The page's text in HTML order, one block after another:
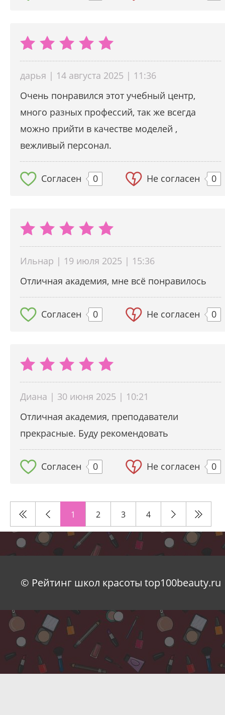
дарья | 14 августа 2025 | 11:36
Очень понравился этот учебный центр,
много разных профессий, так же всегда
можно прийти в качестве моделей ,
вежливый персонал.
Согласен 0 Не согласен 0
Ильнар | 19 июля 2025 | 15:36
Отличная академия, мне всё понравилось
Согласен 0 Не согласен 0
Диана | 30 июня 2025 | 10:21
Отличная академия, преподаватели
прекрасные. Буду рекомендовать
Согласен 0 Не согласен 0
1 2 3 4
© Рейтинг школ красоты top100beauty.ru